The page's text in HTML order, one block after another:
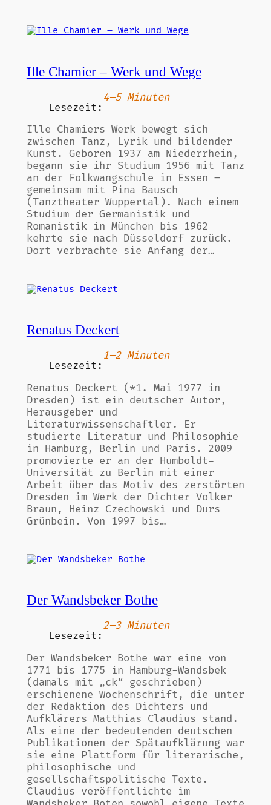
Ille Chamier – Werk und Wege
Lesezeit:
4–5 Minuten
Ille Chamiers Werk bewegt sich
zwischen Tanz, Lyrik und bildender
Kunst. Geboren 1937 am Niederrhein,
begann sie ihr Studium 1956 mit Tanz
an der Folkwangschule in Essen –
gemeinsam mit Pina Bausch
(Tanztheater Wuppertal). Nach einem
Studium der Germanistik und
Romanistik in München bis 1962
kehrte sie nach Düsseldorf zurück.
Dort verbrachte sie Anfang der…
Renatus Deckert
Lesezeit:
1–2 Minuten
Renatus Deckert (*1. Mai 1977 in
Dresden) ist ein deutscher Autor,
Herausgeber und
Literaturwissenschaftler. Er
studierte Literatur und Philosophie
in Hamburg, Berlin und Paris. 2009
promovierte er an der Humboldt-
Universität zu Berlin mit einer
Arbeit über das Motiv des zerstörten
Dresden im Werk der Dichter Volker
Braun, Heinz Czechowski und Durs
Grünbein. Von 1997 bis…
Der Wandsbeker Bothe
Lesezeit:
2–3 Minuten
Der Wandsbeker Bothe war eine von
1771 bis 1775 in Hamburg-Wandsbek
(damals mit „ck“ geschrieben)
erschienene Wochenschrift, die unter
der Redaktion des Dichters und
Aufklärers Matthias Claudius stand.
Als eine der bedeutenden deutschen
Publikationen der Spätaufklärung war
sie eine Plattform für literarische,
philosophische und
gesellschaftspolitische Texte.
Claudius veröffentlichte im